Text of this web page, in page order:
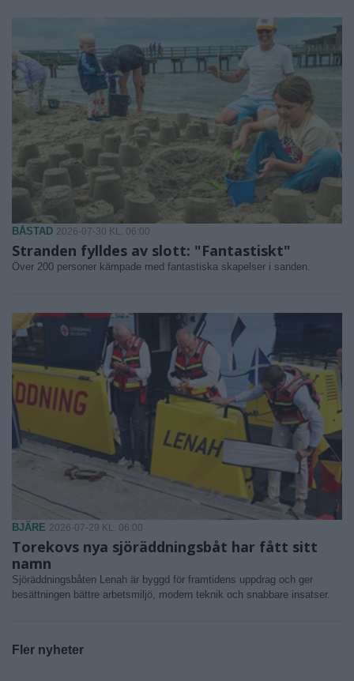
BÅSTAD 2026-07-30 KL. 06:00
Stranden fylldes av slott: "Fantastiskt"
Över 200 personer kämpade med fantastiska skapelser i sanden.
BJÄRE 2026-07-29 KL. 06:00
Torekovs nya sjöräddningsbåt har fått sitt
namn
Sjöräddningsbåten Lenah är byggd för framtidens uppdrag och ger
besättningen bättre arbetsmiljö, modern teknik och snabbare insatser.
Fler nyheter